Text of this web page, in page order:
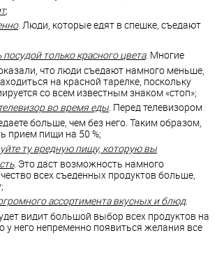
;
. Люди, которые едят в спешке, съедают
посудой только красного цвета. Многие
что люди съедают намного меньше,
на красной тарелке, поскольку
со всем известным знаком «стоп»;
во время еды. Перед телевизором
больше, чем без него. Таким образом,
прием пищи на 50 %;
ту вредную пищу, которую вы
. Это даст возможность намного
всех съеденных продуктов больше,
ассортимента вкусных и блюд.
видит большой выбор всех продуктов на
у него непременно появиться желания все